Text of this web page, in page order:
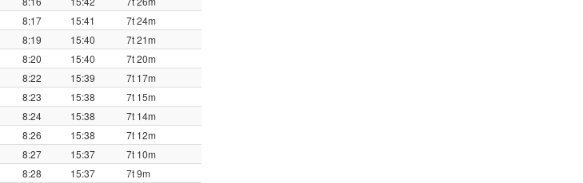
8:17 15:41
7t 24m
8:19 15:40
7t 21m
8:20 15:40
7t 20m
8:22 15:39
7t 17m
8:23 15:38
7t 15m
8:24 15:38
7t 14m
8:26 15:38
7t 12m
8:27 15:37
7t 10m
8:28 15:37
7t 9m